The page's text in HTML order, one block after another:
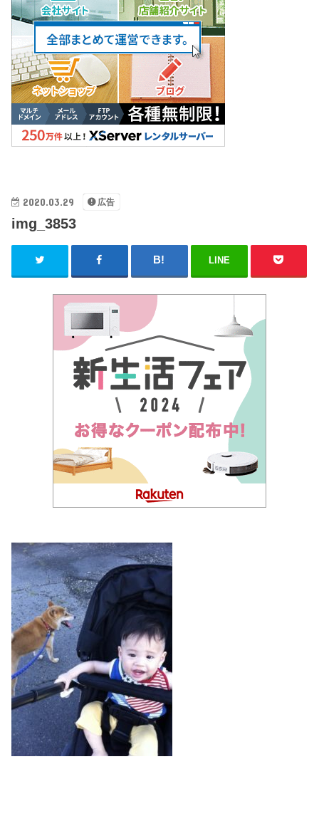
2020.03.29 広告
img_3853
LINE